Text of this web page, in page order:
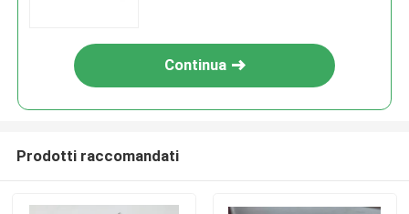
Continua
Prodotti raccomandati